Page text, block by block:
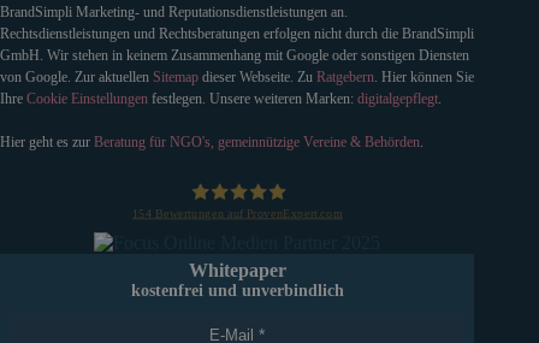
BrandSimpli Marketing- und Reputationsdienstleistungen an.
Rechtsdienstleistungen und Rechtsberatungen erfolgen nicht durch die BrandSimpli
GmbH. Wir stehen in keinem Zusammenhang mit Google oder sonstigen Diensten
von Google. Zur aktuellen Sitemap dieser Webseite. Zu Ratgebern. Hier können Sie
Ihre Cookie Einstellungen festlegen. Unsere weiteren Marken: digitalgepflegt.
Hier geht es zur Beratung für NGO's, gemeinnützige Vereine & Behörden.
154 Bewertungen auf ProvenExpert.com
Whitepaper
kostenfrei und unverbindlich
E-Mail